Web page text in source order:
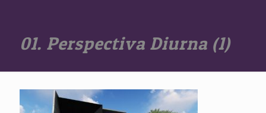
01. Perspectiva Diurna (1)